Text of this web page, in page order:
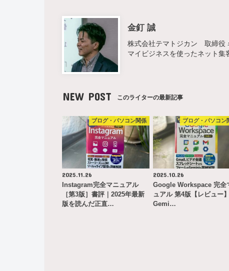
金釘 誠
株式会社テマトジカン 取締役
マイビジネスを使ったネット集
NEW POST このライターの最新記事
ブログ・パソコン関係
2025.11.26
Instagram完全マニュアル
［第3版］書評｜2025年最新
版を読んだ正直…
ブログ・パソコン
2025.10.26
Google Workspace 完全
ュアル 第4版【レビュー】
Gemi…